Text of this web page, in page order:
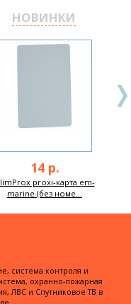
НОВИНКИ
14 р.
proxi-карта em-
marine (без номе...
система контроля и
охранно-пожарная
ЛВС и Спутниковое ТВ в